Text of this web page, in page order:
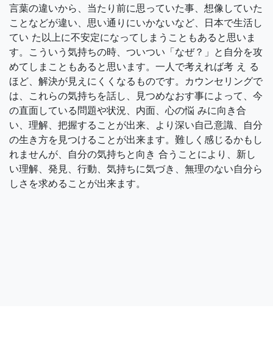
言葉の違いから、当たり前に思っていた事、想像していた
ことなどが違い、思い通りにいかないなど、日本で生活し
てい た以上に不安定になってしまうこともあると思いま
す。こういう気持ちの時、ついつい「なぜ？」と自分を攻
めてしまこともあると思います。一人で考えれば考 え る
ほど、解決が見えにくくなるものです。カウンセリングで
は、これらの気持ちを話し、見つめなおす事によって、今
の直面している問題や状況、内面、心の悩 みに向き合
い、理解、把握することが出来、より深い自己意識、自分
の生き方を見つけることが出来ます。難しく感じるかもし
れませんが、自分の気持ちと向き 合うことにより、新し
い理解、発見、行動、気持ちに気づき、無理のない自分ら
しさを求めることが出来ます。